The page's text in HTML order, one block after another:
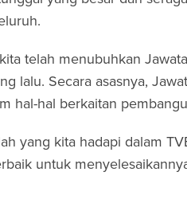
telah menubuhkan
lalu. Secara asasnya,
hal-hal berkaitan
yang kita hadapi dalam
untuk